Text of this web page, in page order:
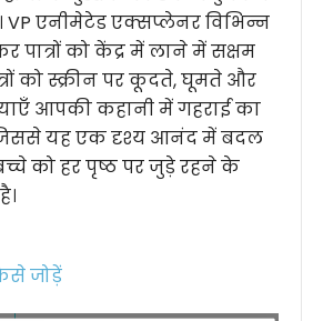
एनीमेटेड एक्सप्लेनर विभिन्न
पात्रों को केंद्र में लाने में सक्षम
को स्क्रीन पर कूदते, घूमते और
आपकी कहानी में गहराई का
यह एक दृश्य आनंद में बदल
को हर पृष्ठ पर जुड़े रहने के
जोड़ें